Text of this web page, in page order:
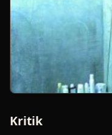
Kritik